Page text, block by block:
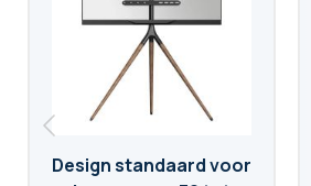
Design standaard voor